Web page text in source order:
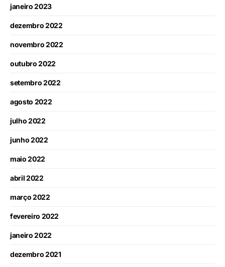
janeiro 2023
dezembro 2022
novembro 2022
outubro 2022
setembro 2022
agosto 2022
julho 2022
junho 2022
maio 2022
abril 2022
março 2022
fevereiro 2022
janeiro 2022
dezembro 2021